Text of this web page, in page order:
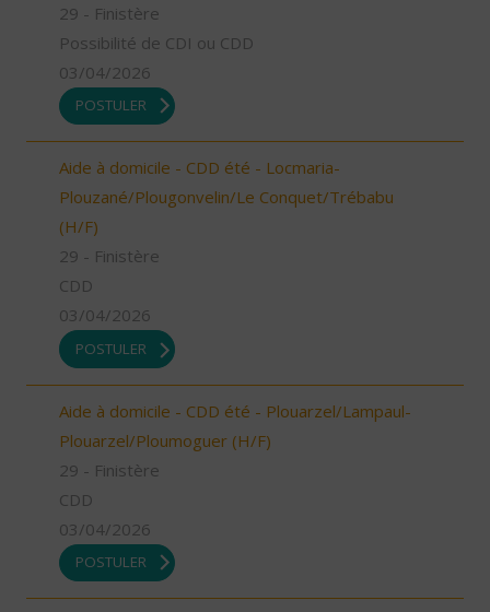
29 - Finistère
Possibilité de CDI ou CDD
03/04/2026
POSTULER
Aide à domicile - CDD été - Locmaria-
Plouzané/Plougonvelin/Le Conquet/Trébabu
(H/F)
29 - Finistère
CDD
03/04/2026
POSTULER
Aide à domicile - CDD été - Plouarzel/Lampaul-
Plouarzel/Ploumoguer (H/F)
29 - Finistère
CDD
03/04/2026
POSTULER